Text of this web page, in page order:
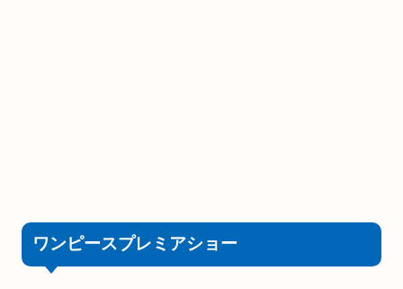
ワンピースプレミアショー